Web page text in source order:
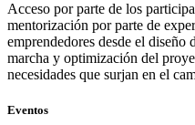
Acceso por parte de los
mentorización por parte de
emprendedores desde el diseño
marcha y optimización del
necesidades que surjan en el
Eventos